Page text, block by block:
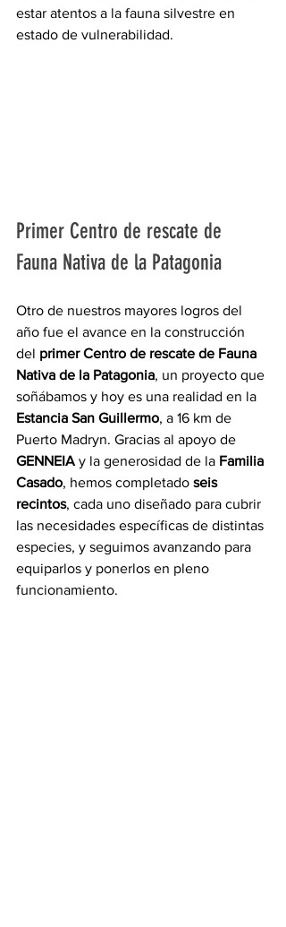
estar atentos a la fauna silvestre en
estado de vulnerabilidad.
Primer Centro de rescate de
Fauna Nativa de la Patagonia
Otro de nuestros mayores logros del
año fue el avance en la construcción
del primer Centro de rescate de Fauna
Nativa de la Patagonia, un proyecto que
soñábamos y hoy es una realidad en la
Estancia San Guillermo, a 16 km de
Puerto Madryn. Gracias al apoyo de
GENNEIA y la generosidad de la Familia
Casado, hemos completado seis
recintos, cada uno diseñado para cubrir
las necesidades específicas de distintas
especies, y seguimos avanzando para
equiparlos y ponerlos en pleno
funcionamiento.